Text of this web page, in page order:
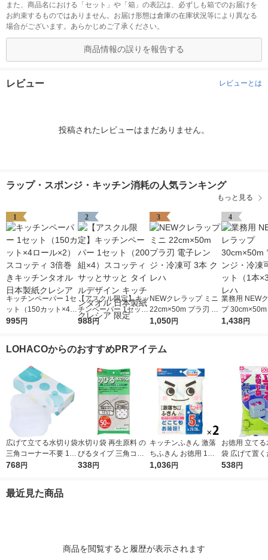
また、商品名における「セット」や「箱」の表記は、必ずしも箱でのお届けを
お約束するものではありません。お届け形態は倉庫の在庫状況等により異なる
場合がございます。あらかじめご了承ください。
商品情報の誤りを報告する
レビュー レビューとは
投稿されたレビューはまだありません。
ラップ・スポンジ・キッチン消耗の人気ランキング
もっと見る
1
キッチンペーパー 1セ
ット（150カット×4ロ
ール×2） スコッティ
995円
2
【アスクル限定】キッ
チンペーパー 1セット
（200組×4）スコッテ
タオル 日本製紙クレ
988円
3
NEWクレラップ ミニ
22cm×50m プラ刃 電
子レンジ・冷凍可 3本
1,050円
4
業務用 NEW
プ
ンジ・冷凍可
1,438円
LOHACOからのおすすめPRアイテム
広げて立てる水切り袋
三角コーナー不要 100
枚入 1箱 レック
768円
水切り袋 再生原料 の
びるタイプ 三角コー
ナー・排水口 兼用 1
338円
キッチンふきん 激落
ちふきん お徳用 1セ
ット（5枚入×2パッ
1,036円
お徳用 立て
袋 広げて置く
角コーナー不
538円
最近見た商品
商品を閲覧すると履歴が表示されます